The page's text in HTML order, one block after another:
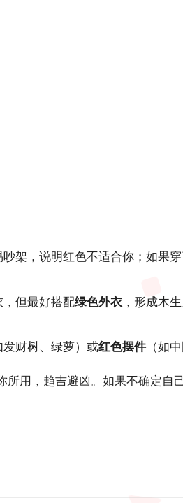
架，说明红色不适合你；如果
但最好搭配绿色外衣 ，形成木
发财树、绿萝）或红色摆件 （如
所用，趋吉避凶。如果不确定自